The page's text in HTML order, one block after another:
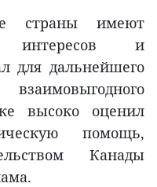
страны имеют
интересов и
для дальнейшего
высоко оценил
помощь,
Канады